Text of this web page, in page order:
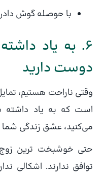
با حوصله گوش
6. به یاد
دوست دارید
وقتی ناراحت هستیم،
است که به یاد داشته
می‌کنید، عشق زندگی
حتی خوشبخت ترین
توافق ندارند. اشکالی